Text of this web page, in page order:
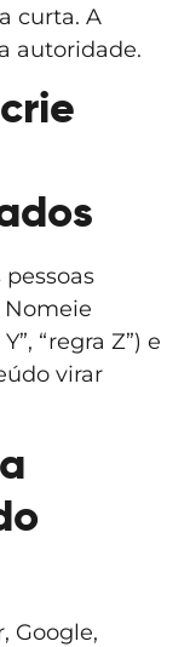
curta. A
autoridade.
Nomeie
“regra Z”) e
virar
Google,